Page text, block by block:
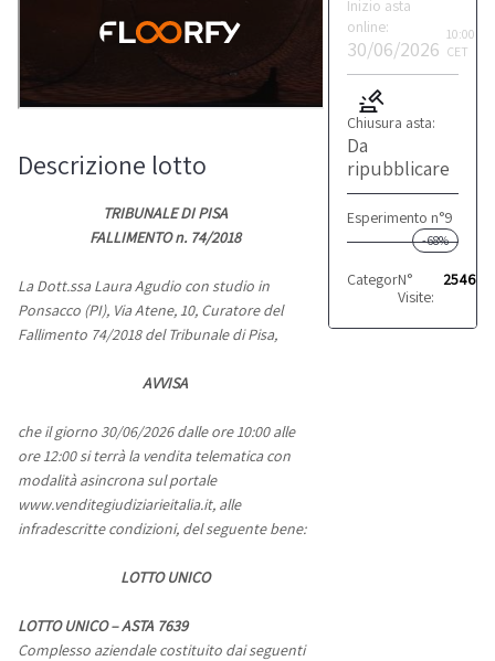
Inizio asta
online:
30/06/2026
10:00
CET
Chiusura asta:
Da
ripubblicare
Esperimento n°9
-68%
Categoria: Affitto di
N°
Visite:
25461
Descrizione lotto
TRIBUNALE DI PISA
FALLIMENTO n. 74/2018
La Dott.ssa Laura Agudio con studio in
Ponsacco (PI), Via Atene, 10, Curatore del
Fallimento 74/2018 del Tribunale di Pisa,
AVVISA
che il giorno 30/06/2026 dalle ore 10:00 alle
ore 12:00 si terrà la vendita telematica con
modalità asincrona sul portale
www.venditegiudiziarieitalia.it, alle
infradescritte condizioni, del seguente bene:
LOTTO UNICO
LOTTO UNICO – ASTA 7639
Complesso aziendale costituito dai seguenti